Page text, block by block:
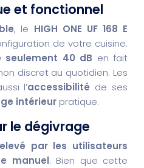
et fonctionnel
, le HIGH ONE UF 168 E
de votre cuisine.
seulement 40 dB en fait
discret au quotidien. Les
l’accessibilité de ses
intérieur pratique.
le dégivrage
par les utilisateurs
manuel. Bien que cette